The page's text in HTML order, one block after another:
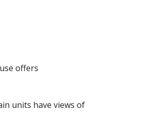
offers
units have views of